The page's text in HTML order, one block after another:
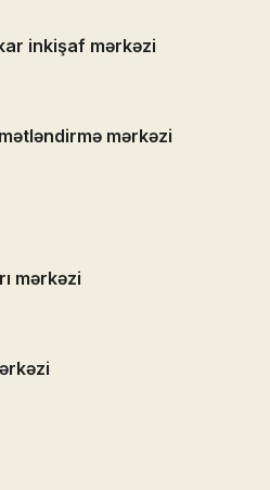
inkişaf mərkəzi
mərkəzi
mərkəzi